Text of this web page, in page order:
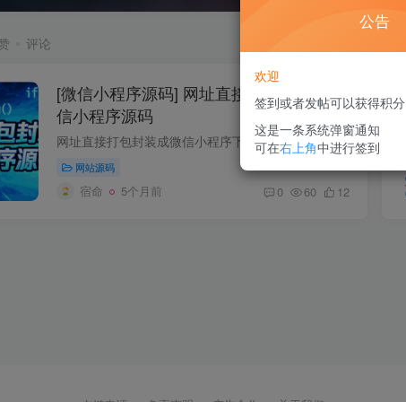
评论
[微信小程序源码] 网址直接打包封装成微
信小程序源码
网址直接打包封装成微信小程序下载地址： https://pan.quark.cn/s/a6ec62f60fc7https://pan.baidu.com/s/1NjoBeT-ER41UA1YjISKS5w?pwd=8888 提取码: 8888
网站源码
宿命 5个月前 0 60 12
公告
欢迎
签到或者发帖可以获得积分
这是一条系统弹窗通知
可在右上角中进行签到